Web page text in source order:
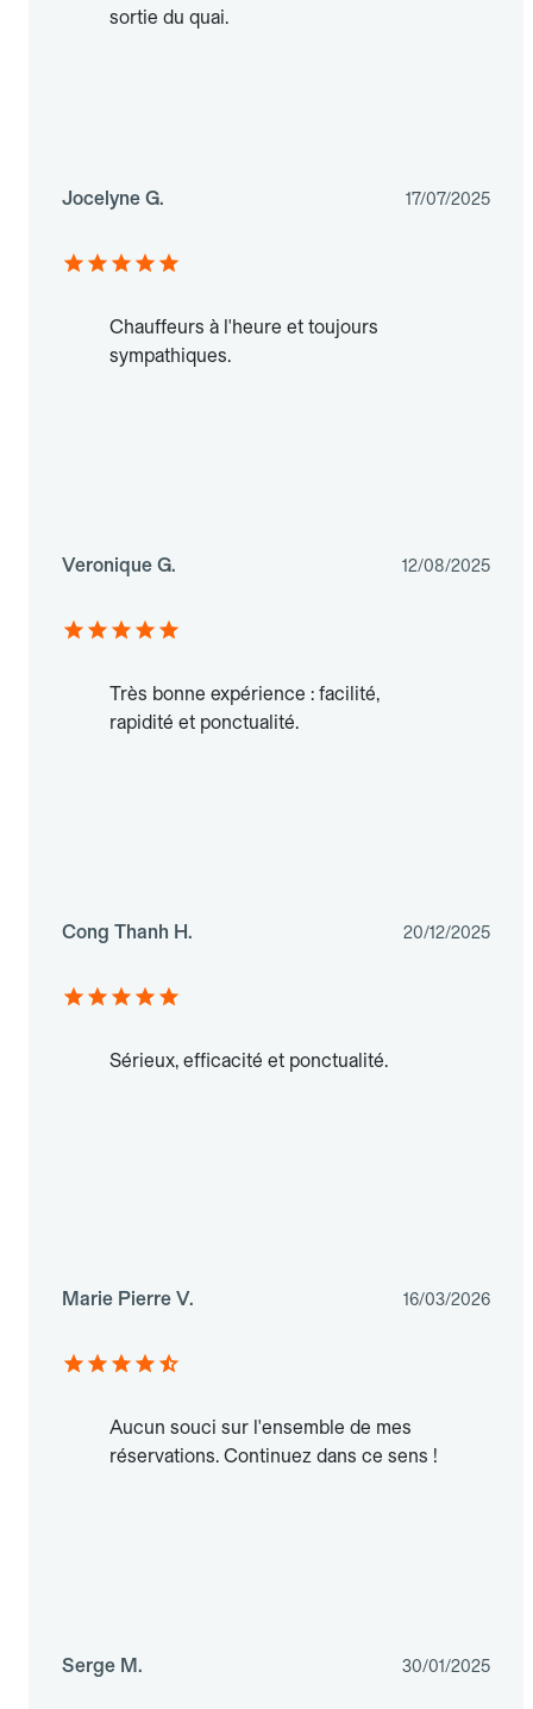
sortie du quai.
Jocelyne G. 17/07/2025
Chauffeurs à l'heure et toujours
sympathiques.
Veronique G. 12/08/2025
Très bonne expérience : facilité,
rapidité et ponctualité.
Cong Thanh H. 20/12/2025
Sérieux, efficacité et ponctualité.
Marie Pierre V. 16/03/2026
Aucun souci sur l'ensemble de mes
réservations. Continuez dans ce sens !
Serge M. 30/01/2025